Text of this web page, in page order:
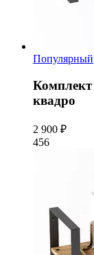
Популярный
Комплект
квадро
2 900 ₽
456